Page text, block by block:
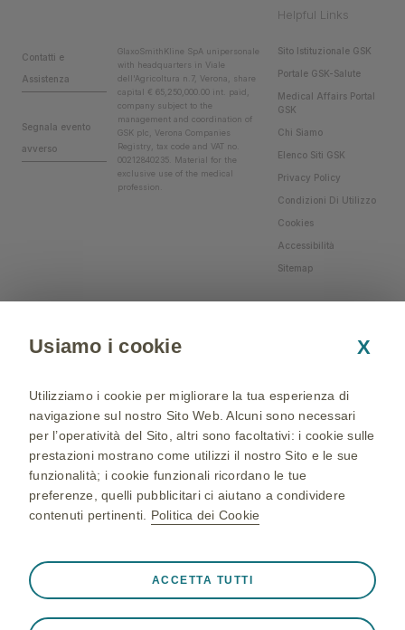
Helpful Links
Contatti e
Assistenza
Segnala evento
avverso
GlaxoSmithKline SpA unipersonale
with headquarters in Viale
dell'Agricoltura n.7, Verona, share
capital € 65,250,000.00 int. paid,
company subject to the
management and coordination of
GSK plc, Verona Companies
Registry, tax code and VAT no.
00212840235. Material for the
exclusive use of the medical
profession.
Sito Istituzionale GSK
Portale GSK-Salute
Medical Affairs Portal
GSK
Chi Siamo
Elenco Siti GSK
Privacy Policy
Condizioni Di Utilizzo
Cookies
Accessibilità
Sitemap
group of companies. All Rights Reserved - Production and
realization: QBGROUP srl
Usiamo i cookie X
Utilizziamo i cookie per migliorare la tua esperienza di
navigazione sul nostro Sito Web. Alcuni sono necessari
per l’operatività del Sito, altri sono facoltativi: i cookie sulle
prestazioni mostrano come utilizzi il nostro Sito e le sue
funzionalità; i cookie funzionali ricordano le tue
preferenze, quelli pubblicitari ci aiutano a condividere
contenuti pertinenti. Politica dei Cookie
❮
ad esempio per memorizzare i dati della sessione durante
ACCETTA TUTTI